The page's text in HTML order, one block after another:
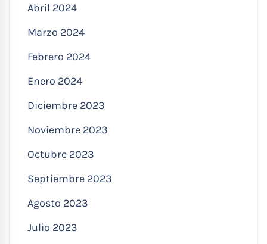
Abril 2024
Marzo 2024
Febrero 2024
Enero 2024
Diciembre 2023
Noviembre 2023
Octubre 2023
Septiembre 2023
Agosto 2023
Julio 2023